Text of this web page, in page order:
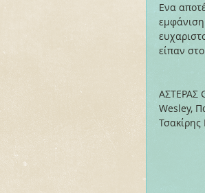
Ενα
εμφάνιση
είπαν
ΑΣΤΕΡΑΣ
Wesley,